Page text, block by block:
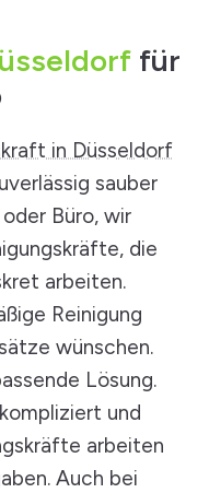
für
in Düsseldorf
sauber
Büro, wir
die
arbeiten.
Reinigung
wünschen.
Lösung.
und
arbeiten
Auch bei